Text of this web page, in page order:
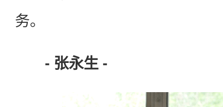
务。
- 张永生 -